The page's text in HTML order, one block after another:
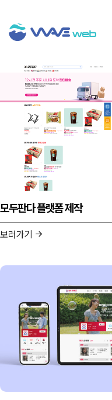
모두판다 플랫폼 제작
보러가기